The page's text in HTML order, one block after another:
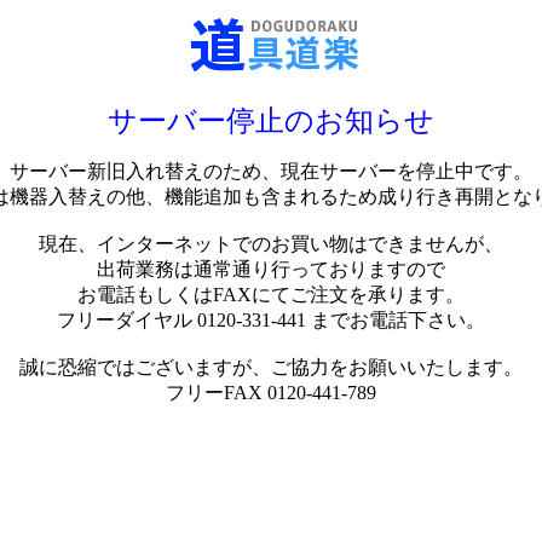
サーバー停止のお知らせ
サーバー新旧入れ替えのため、現在サーバーを停止中です。
機器入替えの他、機能追加も含まれるため成り行き再開とな
現在、インターネットでのお買い物はできませんが、
出荷業務は通常通り行っておりますので
お電話もしくはFAXにてご注文を承ります。
フリーダイヤル 0120-331-441 までお電話下さい。
誠に恐縮ではございますが、ご協力をお願いいたします。
フリーFAX 0120-441-789